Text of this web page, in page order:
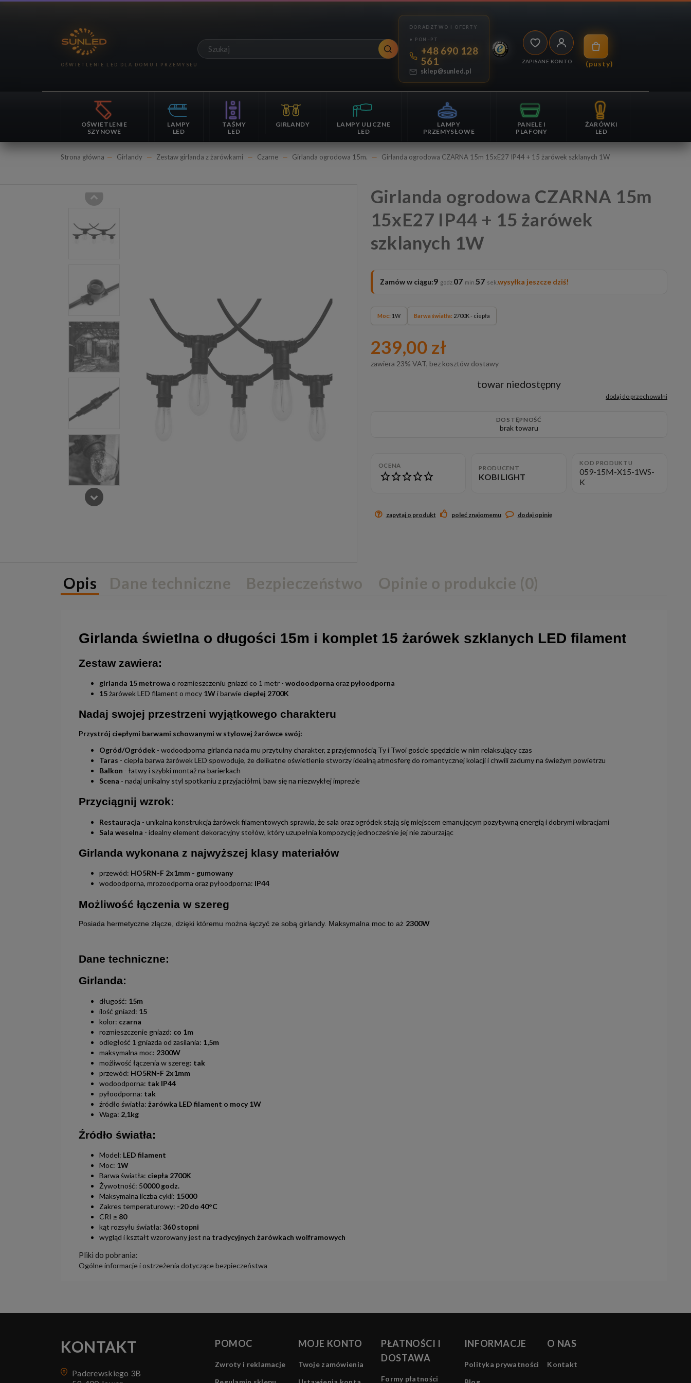
ZAPISANE KONTO (pusty)
sklep@sunled.pl
+48 690 128
561
OŚWIETLENIE
SZYNOWE
LAMPY
LED
TAŚMY
LED
GIRLANDY
LAMPY ULICZNE
LED
LAMPY
PRZEMYSŁOWE
PANELE I
PLAFONY
ŻARÓWKI
LED
Strona główna Girlandy Zestaw girlanda z żarówkami Czarne Girlanda ogrodowa 15m. Girlanda ogrodowa CZARNA 15m 15xE27 IP44 + 15 żarówek szklanych 1W
Girlanda ogrodowa CZARNA 15m
15xE27 IP44 + 15 żarówek
szklanych 1W
Zamów w ciągu:9 07 55 wysyłka jeszcze dziś!
Moc: 1W Barwa światła: 2700K - ciepła
239,00 zł
zawiera 23% VAT, bez kosztów dostawy
towar niedostępny
dodaj do przechowalni
DOSTĘPNOŚĆ
brak towaru
OCENA PRODUCENT
KOBI LIGHT
KOD PRODUKTU
059-15M-X15-1WS-
K
zapytaj o produkt poleć znajomemu dodaj opinię
Opis Dane techniczne Bezpieczeństwo Opinie o produkcie (0)
Girlanda świetlna o długości 15m i komplet 15 żarówek szklanych LED filament
Zestaw zawiera:
girlanda 15 metrowa o rozmieszczeniu gniazd co 1 metr - wodoodporna oraz pyłoodporna
15żarówek LED filament o mocy 1Wi barwie ciepłej 2700K
Nadaj swojej przestrzeni wyjątkowego charakteru
Przystrój ciepłymi barwami schowanymi w stylowej żarówce swój:
Ogród/Ogródek - wodoodporna girlanda nada mu przytulny charakter, z przyjemnością Ty i Twoi goście spędzicie w nim relaksujący czas
Taras - ciepła barwa żarówek LED spowoduje, że delikatne oświetlenie stworzy idealną atmosferę do romantycznej kolacji i chwili zadumy na świeżym powietrzu
Balkon - łatwy i szybki montaż na barierkach
Scena - nadaj unikalny styl spotkaniu z przyjaciółmi, baw się na niezwykłej imprezie
Przyciągnij wzrok:
Restauracja - unikalna konstrukcja żarówek filamentowych sprawia, że sala oraz ogródek stają się miejscem emanującym pozytywną energią i dobrymi wibracjami
Sala weselna - idealny element dekoracyjny stołów, który uzupełnia kompozycję jednocześnie jej nie zaburzając
Girlanda wykonana z najwyższej klasy materiałów
przewód: HO5RN-F 2x1mm - gumowany
wodoodporna, mrozoodporna oraz pyłoodporna: IP44
Możliwość łączenia w szereg
Posiada hermetyczne złącze, dzięki któremu można łączyć ze sobą girlandy. Maksymalna moc to aż 2300W
Dane techniczne:
Girlanda:
długość: 15m
ilość gniazd: 15
kolor: czarna
rozmieszczenie gniazd: co 1m
odległość 1 gniazda od zasilania: 1,5m
maksymalna moc: 2300W
możliwość łączenia w szereg: tak
przewód: HO5RN-F 2x1mm
wodoodporna: tak IP44
pyłoodporna: tak
źródło światła: żarówka LED filament o mocy 1W
Waga: 2,1kg
Źródło światła:
Model: LED filament
Moc: 1W
Barwa światła: ciepła 2700K
Żywotność: 50000 godz.
Maksymalna liczba cykli: 15000
Zakres temperaturowy: -20 do 40°C
CRI ≥ 80
kąt rozsyłu światła: 360 stopni
wygląd i kształt wzorowany jest na tradycyjnych żarówkach wolframowych
Pliki do pobrania:
Ogólne informacje i ostrzeżenia dotyczące bezpieczeństwa
KONTAKT
Paderewskiego 3B
POMOC
Zwroty i reklamacje
MOJE KONTO
Twoje zamówienia
PŁATNOŚCI I
DOSTAWA
Formy płatności
INFORMACJE
Polityka prywatności
O NAS
Kontakt